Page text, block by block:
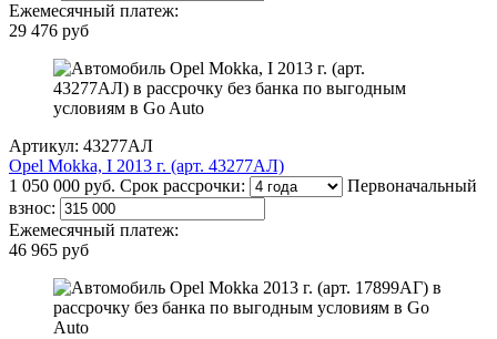
Ежемесячный платеж:
29 476 руб
Артикул: 43277АЛ
Opel Mokka, I 2013 г. (арт. 43277АЛ)
1 050 000 руб. Срок рассрочки:
Первоначальный
взнос:
Ежемесячный платеж:
46 965 руб